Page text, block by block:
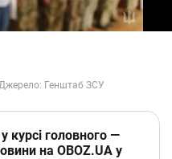
курсі головного —
на OBOZ.UA у